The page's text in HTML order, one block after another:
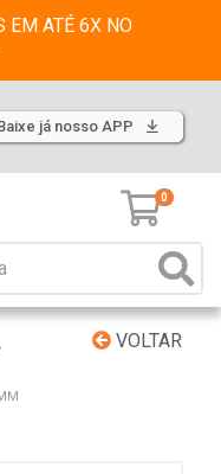
EM ATÉ 6X NO
já nosso APP
0
VOLTAR